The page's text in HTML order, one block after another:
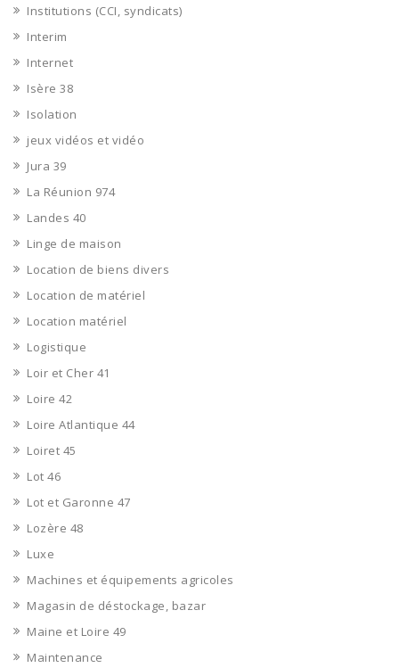
Institutions (CCI, syndicats)
Interim
Internet
Isère 38
Isolation
jeux vidéos et vidéo
Jura 39
La Réunion 974
Landes 40
Linge de maison
Location de biens divers
Location de matériel
Location matériel
Logistique
Loir et Cher 41
Loire 42
Loire Atlantique 44
Loiret 45
Lot 46
Lot et Garonne 47
Lozère 48
Luxe
Machines et équipements agricoles
Magasin de déstockage, bazar
Maine et Loire 49
Maintenance